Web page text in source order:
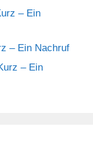
– Ein
– Ein Nachruf
– Ein